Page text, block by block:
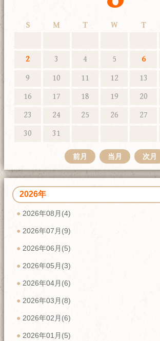
S M T W T
2
3 4 5 6
9
10 11 12 13
16
17 18 19 20
23
24 25 26 27
30
31
前月 当月 次月
2026年
2026年08月(4)
2026年07月(9)
2026年06月(5)
2026年05月(3)
2026年04月(6)
2026年03月(8)
2026年02月(6)
2026年01月(5)